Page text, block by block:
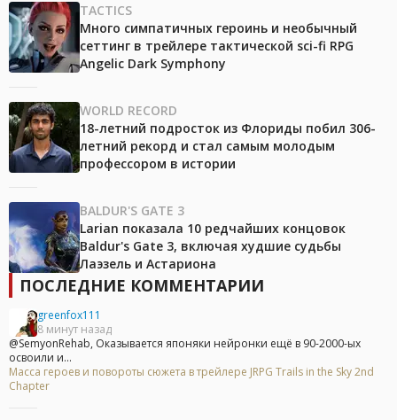
TACTICS
Много симпатичных героинь и необычный
сеттинг в трейлере тактической sci-fi RPG
Angelic Dark Symphony
WORLD RECORD
18-летний подросток из Флориды побил 306-
летний рекорд и стал самым молодым
профессором в истории
BALDUR'S GATE 3
Larian показала 10 редчайших концовок
Baldur's Gate 3, включая худшие судьбы
Лаэзель и Астариона
ПОСЛЕДНИЕ КОММЕНТАРИИ
greenfox111
8 минут назад
@SemyonRehab, Оказывается японяки нейронки ещё в 90-2000-ых
освоили и...
Масса героев и повороты сюжета в трейлере JRPG Trails in the Sky 2nd
Chapter